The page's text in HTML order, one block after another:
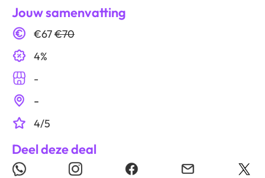
Jouw samenvatting
€67€70
4%
-
-
4/5
Deel deze deal